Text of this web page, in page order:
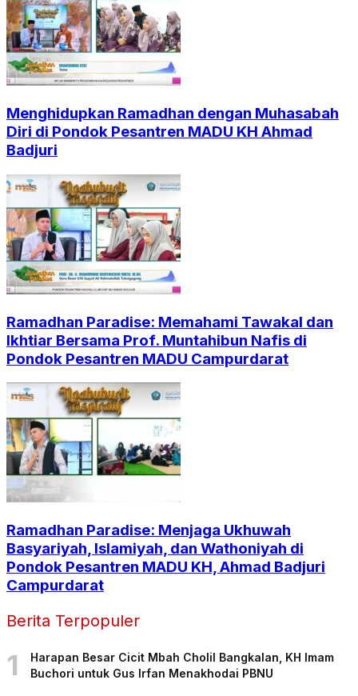
Menghidupkan Ramadhan dengan Muhasabah
Diri di Pondok Pesantren MADU KH Ahmad
Badjuri
Ramadhan Paradise: Memahami Tawakal dan
Ikhtiar Bersama Prof. Muntahibun Nafis di
Pondok Pesantren MADU Campurdarat
Ramadhan Paradise: Menjaga Ukhuwah
Basyariyah, Islamiyah, dan Wathoniyah di
Pondok Pesantren MADU KH, Ahmad Badjuri
Campurdarat
Berita Terpopuler
1
Harapan Besar Cicit Mbah Cholil Bangkalan, KH Imam
Buchori untuk Gus Irfan Menakhodai PBNU